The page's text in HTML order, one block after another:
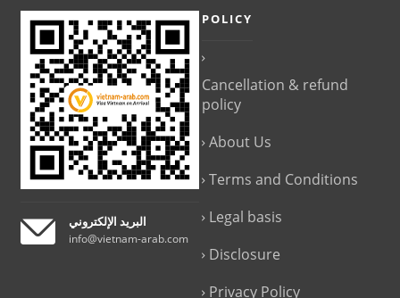
البريد الإلكتروني
info@vietnam-arab.com
POLICY
Cancellation & refund
policy
About Us
Terms and Conditions
Legal basis
Disclosure
Privacy Policy